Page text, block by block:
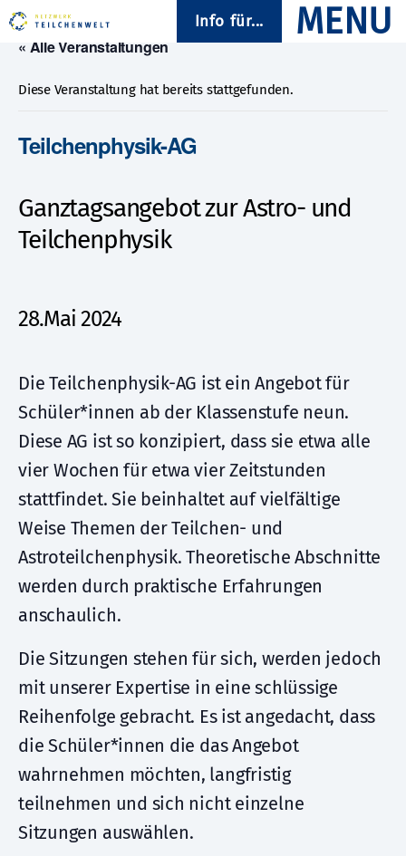
Info für...
« Alle Veranstaltungen
Diese Veranstaltung hat bereits stattgefunden.
Teilchenphysik-AG
Ganztagsangebot zur Astro- und
Teilchenphysik
28.Mai 2024
Die Teilchenphysik-AG ist ein Angebot für
Schüler*innen ab der Klassenstufe neun.
Diese AG ist so konzipiert, dass sie etwa alle
vier Wochen für etwa vier Zeitstunden
stattfindet. Sie beinhaltet auf vielfältige
Weise Themen der Teilchen- und
Astroteilchenphysik. Theoretische Abschnitte
werden durch praktische Erfahrungen
anschaulich.
Die Sitzungen stehen für sich, werden jedoch
mit unserer Expertise in eine schlüssige
Reihenfolge gebracht. Es ist angedacht, dass
die Schüler*innen die das Angebot
wahrnehmen möchten, langfristig
teilnehmen und sich nicht einzelne
Sitzungen auswählen.